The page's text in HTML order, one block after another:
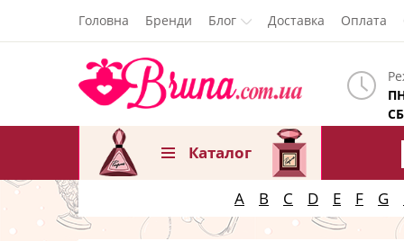
Головна Бренди Блог Доставка Оплата
Каталог
A B C D E F G